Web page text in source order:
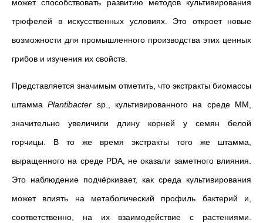
может способствовать развитию методов культивирования
трюфелей в искусственных условиях. Это откроет новые
возможности для промышленного производства этих ценных
грибов и изучения их свойств.
Представляется значимым отметить, что экстракты биомассы
штаммаPlantibacter sp., культивированного на среде ММ,
значительно увеличили длину корней у семян белой
горчицы. В то же время экстракты того же штамма,
выращенного на среде PDA, не оказали заметного влияния.
Это наблюдение подчёркивает, как среда культивирования
может влиять на метаболический профиль бактерий и,
соответственно, на их взаимодействие с растениями.